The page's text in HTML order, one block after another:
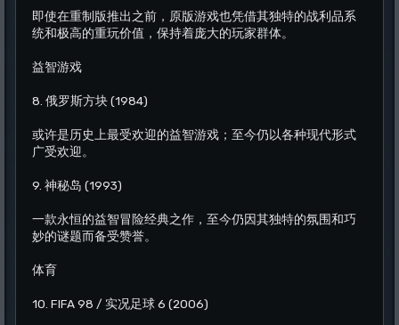
即使在重制版推出之前，原版游戏也凭借其独特的战利品系
统和极高的重玩价值，保持着庞大的玩家群体。
益智游戏
8. 俄罗斯方块 (1984)
或许是历史上最受欢迎的益智游戏；至今仍以各种现代形式
广受欢迎。
9. 神秘岛 (1993)
一款永恒的益智冒险经典之作，至今仍因其独特的氛围和巧
妙的谜题而备受赞誉。
体育
10. FIFA 98 / 实况足球 6 (2006)